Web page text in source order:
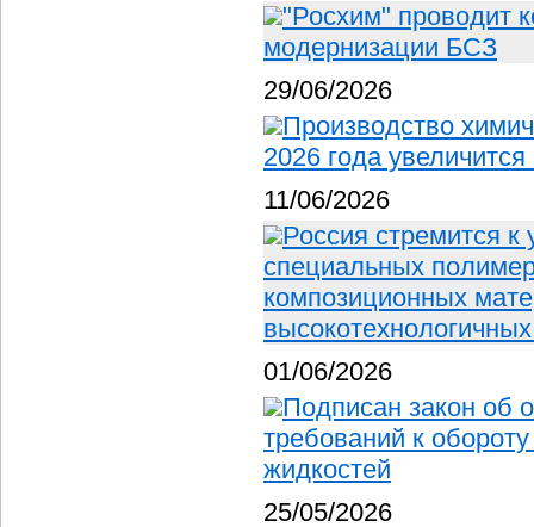
"Росхим" проводит
модернизации БСЗ
29/06/2026
Производство
2026 года
11/06/2026
Россия стремится
специальных
композиционных
01/06/2026
Подписан закон об
требований к
жидкостей
25/05/2026